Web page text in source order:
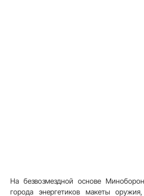
На безвозмездной основе
города энергетиков макеты